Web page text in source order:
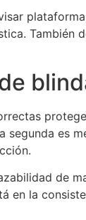
segunda es
de
en la